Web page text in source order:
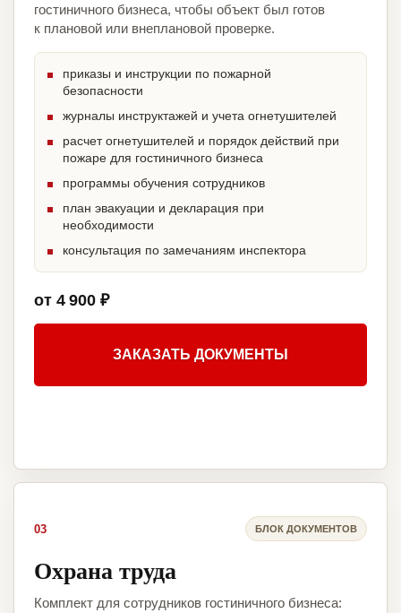
гостиничного бизнеса, чтобы объект был готов
к плановой или внеплановой проверке.
приказы и инструкции по пожарной
безопасности
журналы инструктажей и учета огнетушителей
расчет огнетушителей и порядок действий при
пожаре для гостиничного бизнеса
программы обучения сотрудников
план эвакуации и декларация при
необходимости
консультация по замечаниям инспектора
от 4 900 ₽
ЗАКАЗАТЬ ДОКУМЕНТЫ
03 БЛОК ДОКУМЕНТОВ
Охрана труда
Комплект для сотрудников гостиничного бизнеса: